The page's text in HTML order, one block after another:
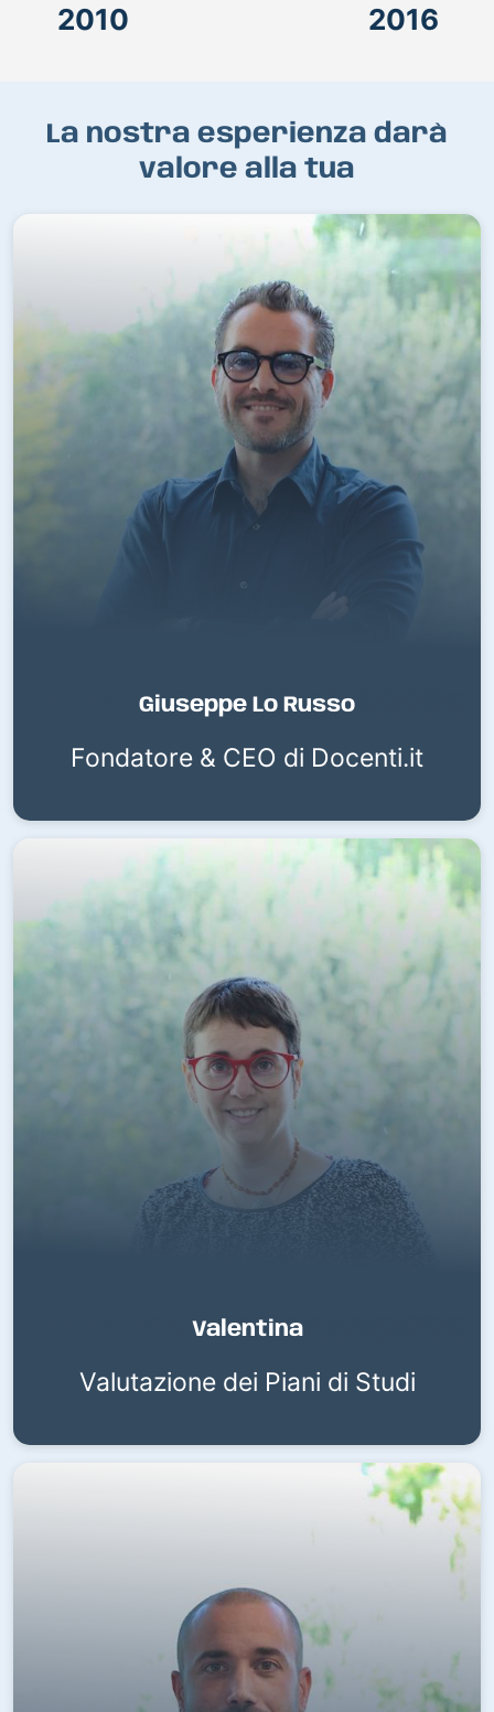
2010 2016
La nostra esperienza darà
valore alla tua
Giuseppe Lo Russo
Fondatore & CEO di Docenti.it
Valentina
Valutazione dei Piani di Studi